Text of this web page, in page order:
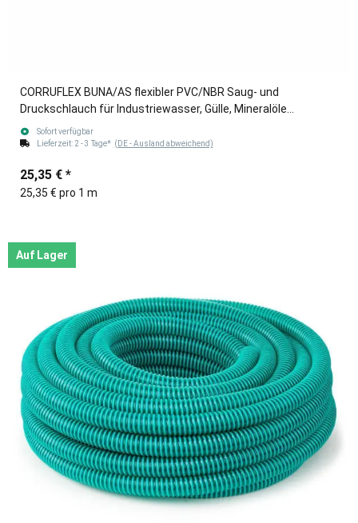
CORRUFLEX BUNA/AS flexibler PVC/NBR Saug- und
Druckschlauch für Industriewasser, Gülle, Mineralöle
blau/schwarz 76mm (3")
Sofort verfügbar
Lieferzeit: 2 - 3 Tage* (DE - Ausland abweichend)
25,35 € *
25,35 € pro 1 m
Auf Lager